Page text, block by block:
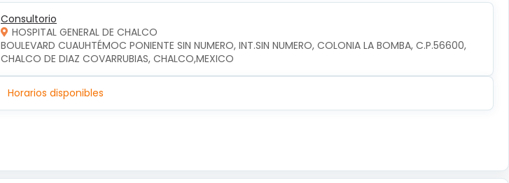
Consultorio
HOSPITAL GENERAL DE CHALCO
BOULEVARD CUAUHTÉMOC PONIENTE SIN NUMERO, INT.SIN NUMERO, COLONIA LA BOMBA, C.P.56600,
CHALCO DE DIAZ COVARRUBIAS, CHALCO,MEXICO
Horarios disponibles